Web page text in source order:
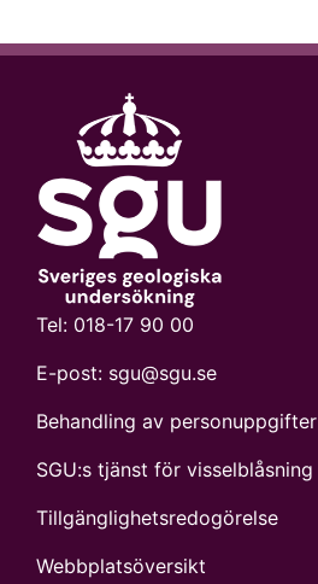
Tel: 018-17 90 00
E-post: sgu@sgu.se
Behandling av personuppgifter
SGU:s tjänst för visselblåsning
Tillgänglighetsredogörelse
Webbplatsöversikt